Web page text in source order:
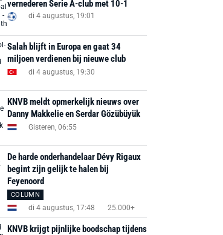
vernederen Serie A-club met 10-1
di 4 augustus, 19:01
Salah blijft in Europa en gaat 34
miljoen verdienen bij nieuwe club
di 4 augustus, 19:30
KNVB meldt opmerkelijk nieuws over
Danny Makkelie en Serdar Gözübüyük
Gisteren, 06:55
De harde onderhandelaar Dévy Rigaux
begint zijn gelijk te halen bij
Feyenoord
COLUMN
di 4 augustus, 17:48 25.000+
KNVB krijgt pijnlijke boodschap tijdens